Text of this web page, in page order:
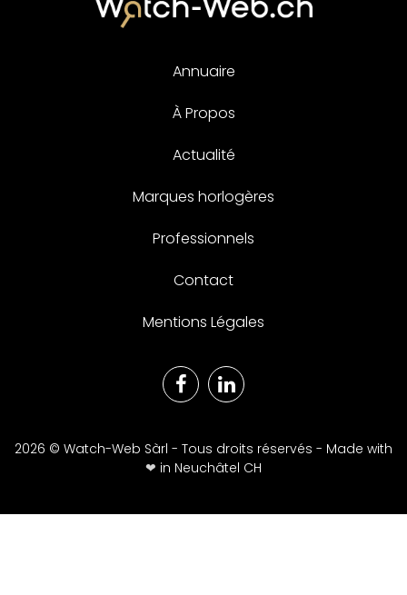
Annuaire
À Propos
Actualité
Marques horlogères
Professionnels
Contact
Mentions Légales
2026 © Watch-Web Sàrl - Tous droits réservés - Made with
❤︎ in Neuchâtel CH